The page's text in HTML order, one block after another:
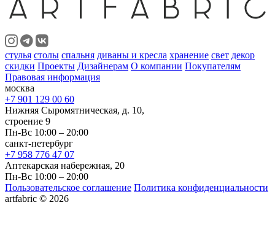
стулья столы спальня диваны и кресла хранение свет декор
скидки Проекты Дизайнерам О компании Покупателям
Правовая информация
москва
+7 901 129 00 60
Нижняя Сыромятническая, д. 10,
строение 9
Пн-Вс 10:00 – 20:00
санкт-петербург
+7 958 776 47 07
Аптекарская набережная, 20
Пн-Вс 10:00 – 20:00
Пользовательское соглашение Политика конфиденциальности
artfabric © 2026